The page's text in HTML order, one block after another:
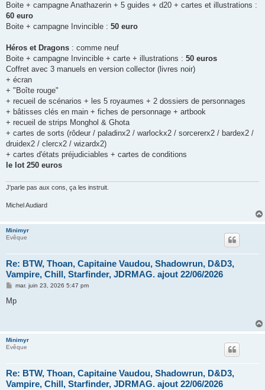
Boite + campagne Anathazerin + 5 guides + d20 + cartes et illustrations :
60 euro
Boite + campagne Invincible : 50 euro
Héros et Dragons : comme neuf
Boite + campagne Invincible + carte + illustrations : 50 euros
Coffret avec 3 manuels en version collector (livres noir)
+ écran
+ "Boîte rouge"
+ recueil de scénarios + les 5 royaumes + 2 dossiers de personnages
+ bâtisses clés en main + fiches de personnage + artbook
+ recueil de strips Monghol & Ghota
+ cartes de sorts (rôdeur / paladinx2 / warlockx2 / sorcererx2 / bardex2 /
druidex2 / clercx2 / wizardx2)
+ cartes d'états préjudiciables + cartes de conditions
le lot 250 euros
J'parle pas aux cons, ça les instruit.
Michel Audiard
Minimyr
Evêque
Re: BTW, Thoan, Capitaine Vaudou, Shadowrun, D&D3,
Vampire, Chill, Starfinder, JDRMAG. ajout 22/06/2026
M
s
s
mar. juin 23, 2026 5:47 pm
Mp
Minimyr
Evêque
Re: BTW, Thoan, Capitaine Vaudou, Shadowrun, D&D3,
Vampire, Chill, Starfinder, JDRMAG. ajout 22/06/2026